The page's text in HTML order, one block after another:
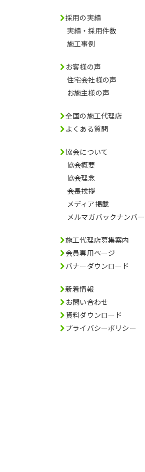
採用の実績
実績・採用件数
施工事例
お客様の声
住宅会社様の声
お施主様の声
全国の施工代理店
よくある質問
協会について
協会概要
協会理念
会長挨拶
メディア掲載
メルマガバックナンバー
施工代理店募集案内
会員専用ページ
バナーダウンロード
新着情報
お問い合わせ
資料ダウンロード
プライバシーポリシー